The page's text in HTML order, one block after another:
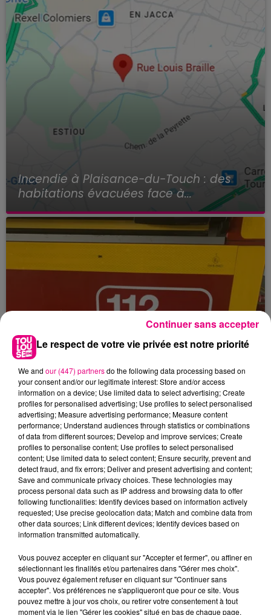
Incendie à Plaisance-du-Touch : des
habitations évacuées face à...
Violent incendie au nord de Toulouse
Le respect de votre vie privée est notre priorité
We and our (447) partnersdo the following data processing based on
your consent and/or our legitimate interest: Store and/or access
information on a device; Use limited data to select advertising; Create
profiles for personalised advertising; Use profiles to select personalised
advertising; Measure advertising performance; Measure content
performance; Understand audiences through statistics or combinations
of data from different sources; Develop and improve services; Create
profiles to personalise content; Use profiles to select personalised
content; Use limited data to select content; Ensure security, prevent and
detect fraud, and fix errors; Deliver and present advertising and content;
Save and communicate privacy choices. These technologies may
process personal data such as IP address and browsing data to offer
following functionalities: Identify devices based on information actively
requested; Use precise geolocation data; Match and combine data from
other data sources; Link different devices; Identify devices based on
information transmitted automatically.
Vous pouvez accepter en cliquant sur "Accepter et fermer", ou affiner en
sélectionnant les finalités et/ou partenaires dans "Gérer mes choix".
Vous pouvez également refuser en cliquant sur "Continuer sans
accepter". Vos préférences ne s'appliqueront que pour ce site. Vous
pouvez mettre à jour vos choix, ou retirer votre consentement à tout
moment via le lien "Gérer les cookies" situé en bas de chaque page.
Continuer sans accepter